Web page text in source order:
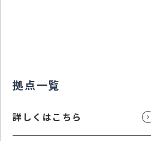
拠点一覧
詳しくはこちら